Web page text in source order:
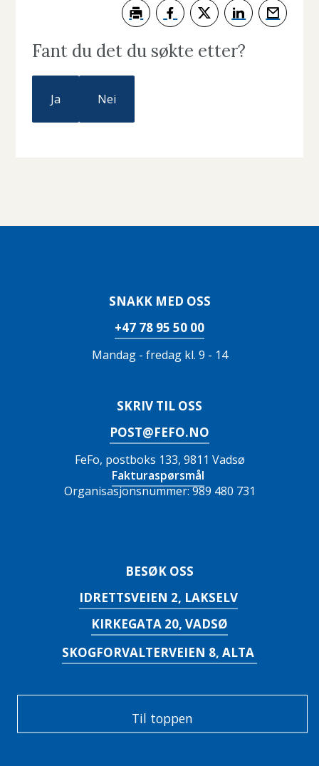
Fant du det du søkte etter?
Ja Nei
SNAKK MED OSS
+47 78 95 50 00
Mandag - fredag kl. 9 - 14
SKRIV TIL OSS
POST@FEFO.NO
FeFo, postboks 133, 9811 Vadsø
Fakturaspørsmål
Organisasjonsnummer: 989 480 731
BESØK OSS
IDRETTSVEIEN 2, LAKSELV
KIRKEGATA 20, VADSØ
SKOGFORVALTERVEIEN 8, ALTA
Til toppen